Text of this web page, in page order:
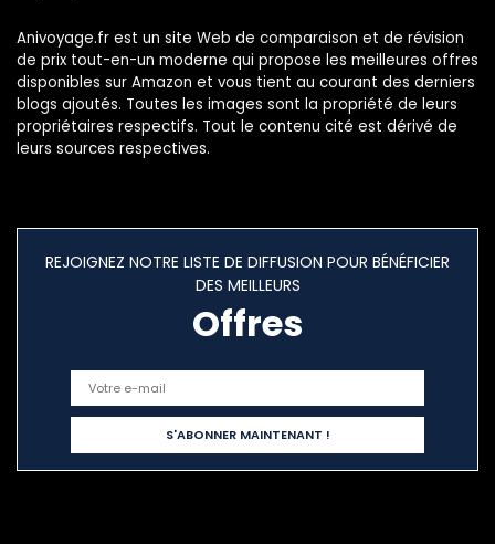
Anivoyage.fr est un site Web de comparaison et de révision
de prix tout-en-un moderne qui propose les meilleures offres
disponibles sur Amazon et vous tient au courant des derniers
blogs ajoutés. Toutes les images sont la propriété de leurs
propriétaires respectifs. Tout le contenu cité est dérivé de
leurs sources respectives.
REJOIGNEZ NOTRE LISTE DE DIFFUSION POUR BÉNÉFICIER
DES MEILLEURS
Offres